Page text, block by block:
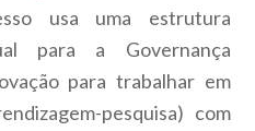
usa uma estrutura
para a Governança
para trabalhar em
pesquisa) com